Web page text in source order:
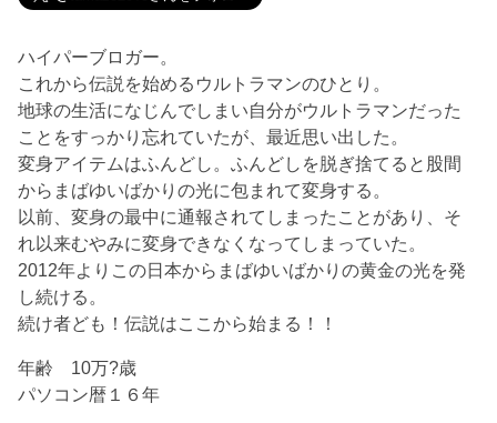
ハイパーブロガー。
これから伝説を始めるウルトラマンのひとり。
地球の生活になじんでしまい自分がウルトラマンだった
ことをすっかり忘れていたが、最近思い出した。
変身アイテムはふんどし。ふんどしを脱ぎ捨てると股間
からまばゆいばかりの光に包まれて変身する。
以前、変身の最中に通報されてしまったことがあり、そ
れ以来むやみに変身できなくなってしまっていた。
2012年よりこの日本からまばゆいばかりの黄金の光を発
し続ける。
続け者ども！伝説はここから始まる！！
年齢 10万?歳
パソコン暦１６年